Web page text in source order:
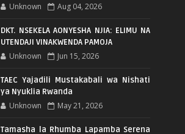
Unknown Aug 04, 2026
DKT. NSEKELA AONYESHA NJIA: ELIMU NA
UTENDAJI VINAKWENDA PAMOJA
Unknown Jun 15, 2026
TAEC Yajadili Mustakabali wa Nishati
ya Nyuklia Rwanda
Unknown May 21, 2026
Tamasha la Rhumba Lapamba Serena